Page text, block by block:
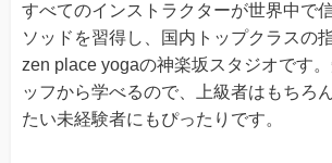
すべてのインストラクターが世界中で
ソッドを習得し、国内トップクラスの
zen place yogaの神楽坂スタジオです
ッフから学べるので、上級者はもちろ
たい未経験者にもぴったりです。